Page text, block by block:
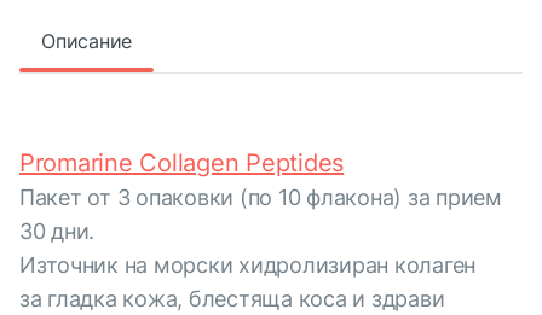
Описание
Promarine Collagen Peptides
Пакет от 3 опаковки (по 10 флакона) за прием
30 дни.
Източник на морски хидролизиран колаген
за гладка кожа, блестяща коса и здрави